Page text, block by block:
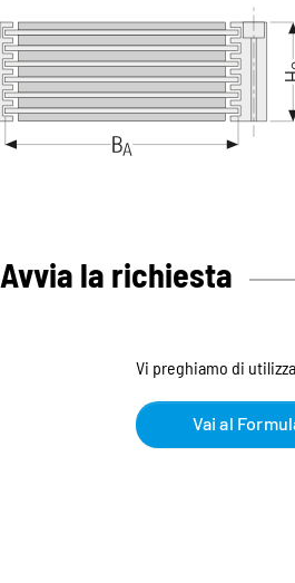
Avvia la richiesta
Vi preghiamo di
Vai al